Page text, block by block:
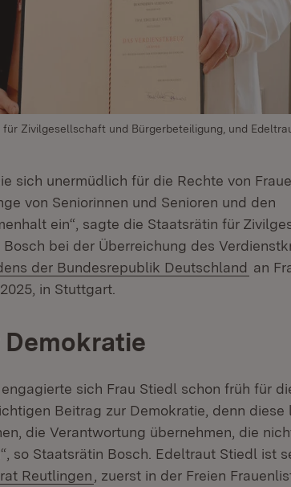
Zivilgesellschaft und Bürgerbeteiligung, und
sich unermüdlich für die Rechte von
von Seniorinnen und Senioren und den
ein“, sagte die Staatsrätin für
bei der Überreichung des
der Bundesrepublik Deutschland an
in Stuttgart.
Demokratie
sich Frau Stiedl schon früh für
Beitrag zur Demokratie, denn diese
die Verantwortung übernehmen, die
so Staatsrätin Bosch. Edeltraut Stiedl ist
Reutlingen (Öffnet in neuem Fenster)
, zuerst in der Freien